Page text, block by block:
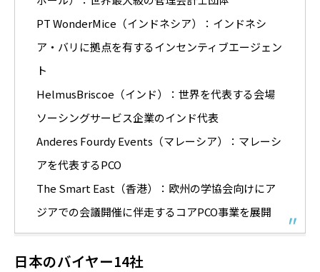
PT WonderMice（インドネシア）：インドネシ
ア・バリに拠点を有するインセンティブエージェン
ト
HelmusBriscoe（インド）：世界を代表する会場
ソーシングサービス企業のインド代表
Anderes Fourdy Events（マレーシア）：マレーシ
アを代表するPCO
The Smart East（香港）：欧州の学協会向けにア
ジアでの会議開催に伴走するコアPCO事業を展開
日本のバイヤー14社